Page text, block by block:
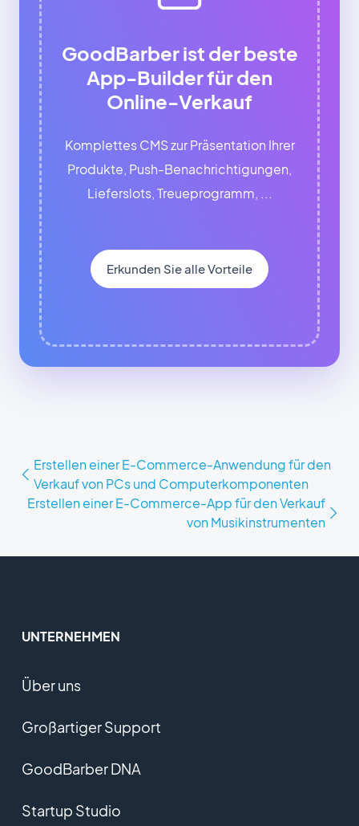
GoodBarber ist der beste
App-Builder für den
Online-Verkauf
Komplettes CMS zur Präsentation Ihrer
Produkte, Push-Benachrichtigungen,
Lieferslots, Treueprogramm, ...
Erkunden Sie alle Vorteile
Erstellen einer E-Commerce-Anwendung für den
Verkauf von PCs und Computerkomponenten
Erstellen einer E-Commerce-App für den Verkauf
von Musikinstrumenten
UNTERNEHMEN
Über uns
Großartiger Support
GoodBarber DNA
Startup Studio